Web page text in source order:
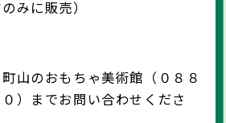
みに販売）
山のおもちゃ美術館（０８８
）までお問い合わせくださ